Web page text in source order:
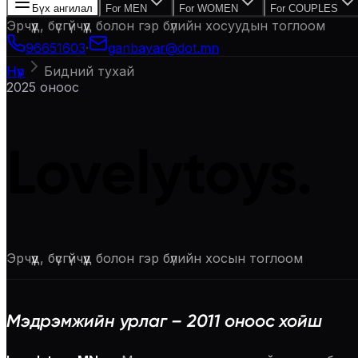
Бүх ангилал For MEN For WOMEN For COUPLES
Эрчүүд, бүсгүйчүүд болон гэр бүлийн хосуудын тоглоом
96651603·
ganbayar@dot.mn
Нүүр
Бидний тухай
2025 оноос
Эрчүүд, бүсгүйчүүд болон гэр бүлийн хосын тоглоом
Мэдрэмжийн урлаг – 2011 оноос хойш